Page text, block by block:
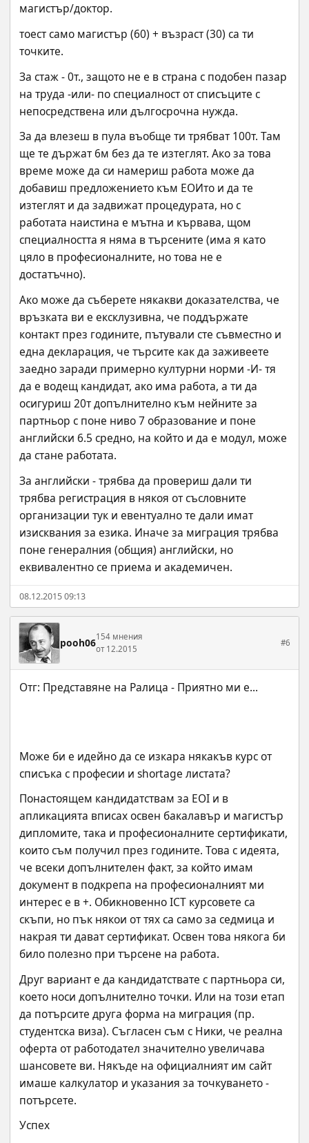
магистър/доктор.
тоест само магистър (60) + възраст (30) са ти
точките.
За стаж - 0т., защото не е в страна с подобен пазар
на труда -или- по специалност от списъците с
непосредствена или дългосрочна нужда.
За да влезеш в пула въобще ти трябват 100т. Там
ще те държат 6м без да те изтеглят. Ако за това
време може да си намериш работа може да
добавиш предложението към ЕОИто и да те
изтеглят и да задвижат процедурата, но с
работата наистина е мътна и кървава, щом
специалността я няма в търсените (има я като
цяло в професионалните, но това не е
достатъчно).
Ако може да съберете някакви доказателства, че
връзката ви е ексклузивна, че поддържате
контакт през годините, пътували сте съвместно и
една декларация, че търсите как да заживеете
заедно заради примерно културни норми -И- тя
да е водещ кандидат, ако има работа, а ти да
осигуриш 20т допълнително към нейните за
партньор с поне ниво 7 образование и поне
английски 6.5 средно, на който и да е модул, може
да стане работата.
За английски - трябва да провериш дали ти
трябва регистрация в някоя от съсловните
организации тук и евентуално те дали имат
изисквания за езика. Иначе за миграция трябва
поне генералния (общия) английски, но
еквивалентно се приема и академичен.
08.12.2015 09:13
pooh06154 мнения
от 12.2015
#6
Може би е идейно да се изкара някакъв курс от
списъка с професии и shortage листата?
Понастоящем кандидатствам за EOI и в
апликацията вписах освен бакалавър и магистър
дипломите, така и професионалните сертификати,
които съм получил през годините. Това с идеята,
че всеки допълнителен факт, за който имам
документ в подкрепа на професионалният ми
интерес е в +. Обикновенно ICT курсовете са
скъпи, но пък някои от тях са само за седмица и
накрая ти дават сертификат. Освен това някога би
било полезно при търсене на работа.
Друг вариант е да кандидатствате с партньора си,
което носи допълнително точки. Или на този етап
да потърсите друга форма на миграция (пр.
студентска виза). Съгласен съм с Ники, че реална
оферта от работодател значително увеличава
шансовете ви. Някъде на официалният им сайт
имаше калкулатор и указания за точкуването -
потърсете.
Успех